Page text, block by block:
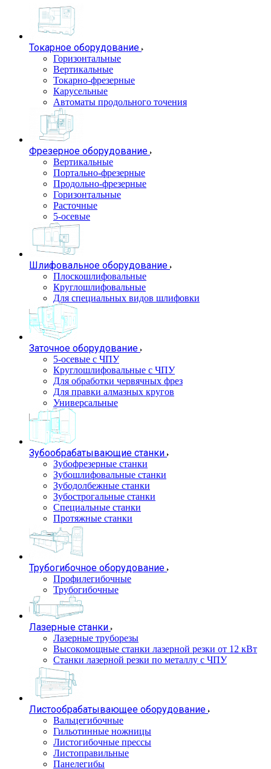
Токарное оборудование
Горизонтальные
Вертикальные
Токарно-фрезерные
Карусельные
Автоматы продольного точения
Фрезерное оборудование
Вертикальные
Портально-фрезерные
Продольно-фрезерные
Горизонтальные
Расточные
5-осевые
Шлифовальное оборудование
Плоскошлифовальные
Круглошлифовальные
Для специальных видов шлифовки
Заточное оборудование
5-осевые с ЧПУ
Круглошлифовальные с ЧПУ
Для обработки червячных фрез
Для правки алмазных кругов
Универсальные
Зубообрабатывающие станки
Зубофрезерные станки
Зубошлифовальные станки
Зубодолбежные станки
Зубострогальные станки
Специальные станки
Протяжные станки
Трубогибочное оборудование
Профилегибочные
Трубогибочные
Лазерные станки
Лазерные труборезы
Высокомощные станки лазерной резки от 12 кВт
Станки лазерной резки по металлу с ЧПУ
Листообрабатывающее оборудование
Вальцегибочные
Гильотинные ножницы
Листогибочные прессы
Листоправильные
Панелегибы